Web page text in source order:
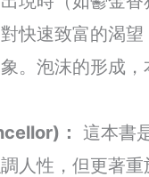
快速致富的渴
。泡沫的形成
： 這本書
人性，但更著重